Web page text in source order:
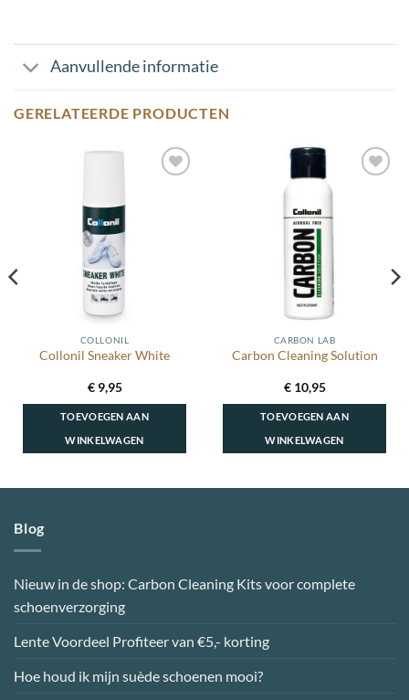
Aanvullende informatie
GERELATEERDE PRODUCTEN
COLLONIL
Collonil Sneaker White
€9,95
TOEVOEGEN AAN
WINKELWAGEN
CARBON LAB
Carbon Cleaning Solution
€10,95
TOEVOEGEN AAN
WINKELWAGEN
Blog
Nieuw in de shop: Carbon Cleaning Kits voor complete
schoenverzorging
Lente Voordeel Profiteer van €5,- korting
Hoe houd ik mijn suède schoenen mooi?